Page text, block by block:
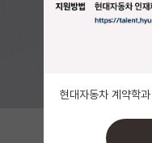
현대자동차 계약학